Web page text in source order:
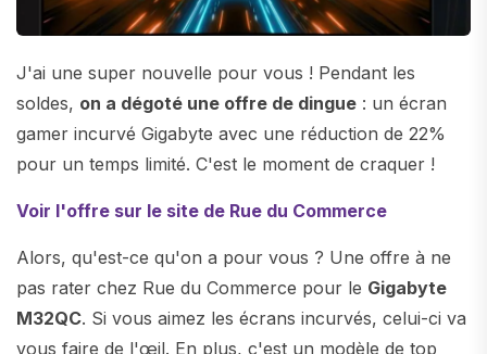
J'ai une super nouvelle pour vous ! Pendant les
soldes, on a dégoté une offre de dingue : un écran
gamer incurvé Gigabyte avec une réduction de 22%
pour un temps limité. C'est le moment de craquer !
Voir l'offre sur le site de Rue du Commerce
Alors, qu'est-ce qu'on a pour vous ? Une offre à ne
pas rater chez Rue du Commerce pour le Gigabyte
M32QC. Si vous aimez les écrans incurvés, celui-ci va
vous faire de l'œil. En plus, c'est un modèle de top